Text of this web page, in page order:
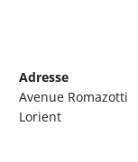
Adresse
Avenue Romazotti
Lorient